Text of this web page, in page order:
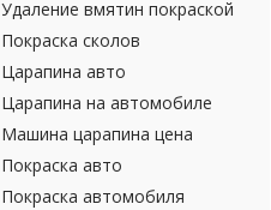
Удаление вмятин покраской
Покраска сколов
Царапина авто
Царапина на автомобиле
Машина царапина цена
Покраска авто
Покраска автомобиля